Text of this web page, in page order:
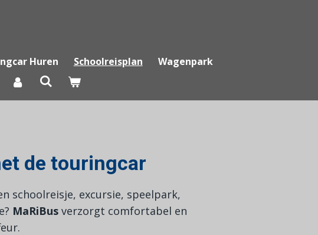
Huren Schoolreisplan
Wagenpark
de touringcar
schoolreisje, excursie, speelpark,
MaRiBusverzorgt comfortabel en